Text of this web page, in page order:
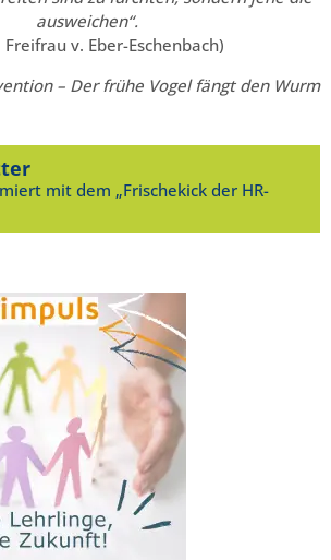
ausweichen“.
v. Eber-Eschenbach)
– Der frühe Vogel fängt den Wurm
mit dem „Frischekick der HR-